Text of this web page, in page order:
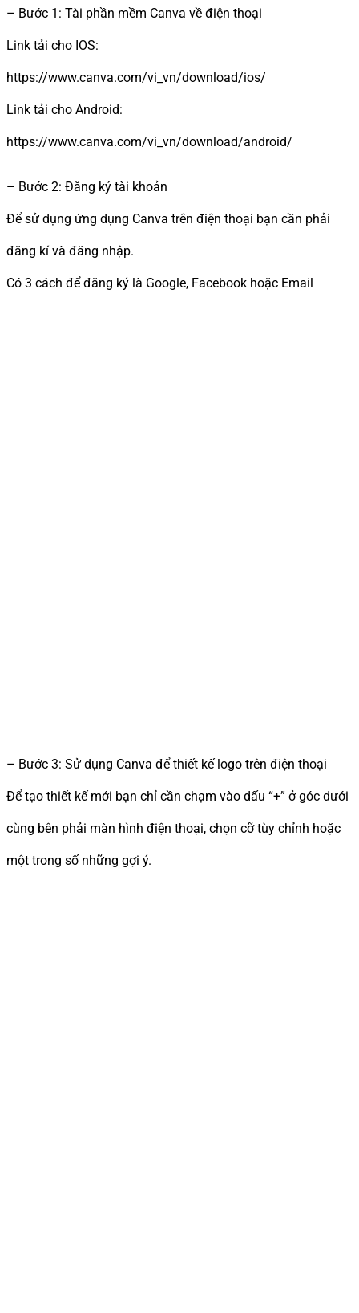
– Bước 1: Tài phần mềm Canva về điện thoại
Link tải cho IOS:
https://www.canva.com/vi_vn/download/ios/
Link tải cho Android:
https://www.canva.com/vi_vn/download/android/
– Bước 2: Đăng ký tài khoản
Để sử dụng ứng dụng Canva trên điện thoại bạn cần phải
đăng kí và đăng nhập.
Có 3 cách để đăng ký là Google, Facebook hoặc Email
– Bước 3: Sử dụng Canva để thiết kế logo trên điện thoại
Để tạo thiết kế mới bạn chỉ cần chạm vào dấu “+” ở góc dưới
cùng bên phải màn hình điện thoại, chọn cỡ tùy chỉnh hoặc
một trong số những gợi ý.